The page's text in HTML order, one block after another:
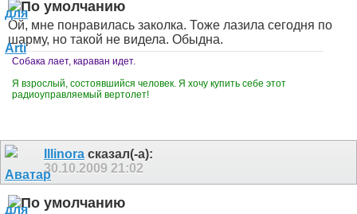
Ой, мне понравилась заколка. Тоже лазила сегодня по
шарму, но такой не видела. Обыдна.
Собака лает, караван идет.
Я взрослый, состоявшийся человек. Я хочу купить себе этот
радиоуправляемый вертолет!
Illinora сказал(-а):
30.10.2009 21:02